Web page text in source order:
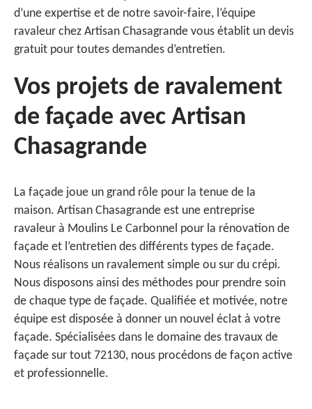
d’une expertise et de notre savoir-faire, l’équipe
ravaleur chez Artisan Chasagrande vous établit un devis
gratuit pour toutes demandes d’entretien.
Vos projets de ravalement
de façade avec Artisan
Chasagrande
La façade joue un grand rôle pour la tenue de la
maison. Artisan Chasagrande est une entreprise
ravaleur à Moulins Le Carbonnel pour la rénovation de
façade et l’entretien des différents types de façade.
Nous réalisons un ravalement simple ou sur du crépi.
Nous disposons ainsi des méthodes pour prendre soin
de chaque type de façade. Qualifiée et motivée, notre
équipe est disposée à donner un nouvel éclat à votre
façade. Spécialisées dans le domaine des travaux de
façade sur tout 72130, nous procédons de façon active
et professionnelle.